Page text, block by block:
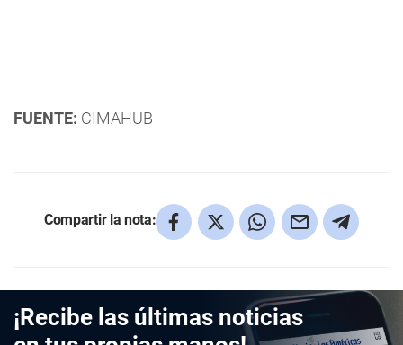
FUENTE: CIMAHUB
Compartir la nota:
¡Recibe las últimas noticias